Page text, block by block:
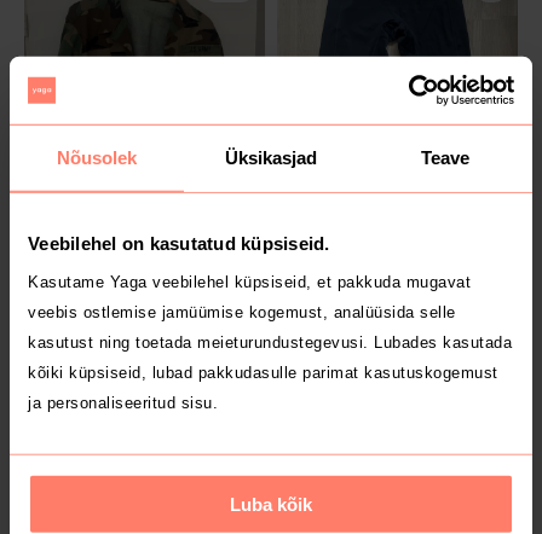
Nõusolek Üksikasjad Teave
Veebilehel on kasutatud küpsiseid.
Kasutame Yaga veebilehel küpsiseid, et pakkuda mugavat
veebis ostlemise jamüümise kogemust, analüüsida selle
kasutust ning toetada meieturundustegevusi. Lubades kasutada
kõiki küpsiseid, lubad pakkudasulle parimat kasutuskogemust
ja personaliseeritud sisu.
Luba kõik
MÜÜDUD MÜÜDUD
Myprotein
MÜÜDUD